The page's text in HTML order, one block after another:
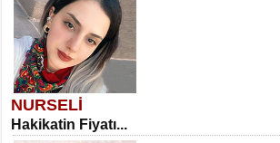
NURSELİ
Hakikatin Fiyatı...